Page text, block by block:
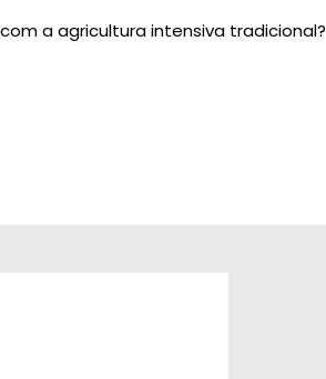
a agricultura intensiva tradicional?